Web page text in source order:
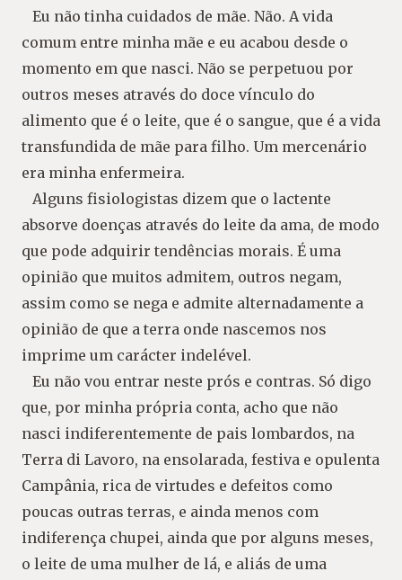
Eu não tinha cuidados de mãe. Não. A vida
comum entre minha mãe e eu acabou desde o
momento em que nasci. Não se perpetuou por
outros meses através do doce vínculo do
alimento que é o leite, que é o sangue, que é a vida
transfundida de mãe para filho. Um mercenário
era minha enfermeira.
Alguns fisiologistas dizem que o lactente
absorve doenças através do leite da ama, de modo
que pode adquirir tendências morais. É uma
opinião que muitos admitem, outros negam,
assim como se nega e admite alternadamente a
opinião de que a terra onde nascemos nos
imprime um carácter indelével.
Eu não vou entrar neste prós e contras. Só digo
que, por minha própria conta, acho que não
nasci indiferentemente de pais lombardos, na
Terra di Lavoro, na ensolarada, festiva e opulenta
Campânia, rica de virtudes e defeitos como
poucas outras terras, e ainda menos com
indiferença chupei, ainda que por alguns meses,
o leite de uma mulher de lá, e aliás de uma